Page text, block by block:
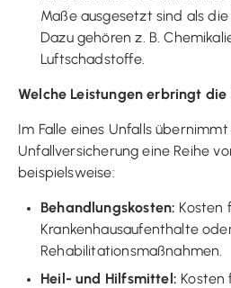
Maße ausgesetzt sind als die
Dazu gehören z. B.
Luftschadstoffe.
Welche Leistungen erbringt
Im Falle eines Unfalls
Unfallversicherung eine Reihe
beispielsweise:
Behandlungskosten: Kosten
Krankenhausaufenthalte
Rehabilitationsmaßnahmen.
Heil- und Hilfsmittel: